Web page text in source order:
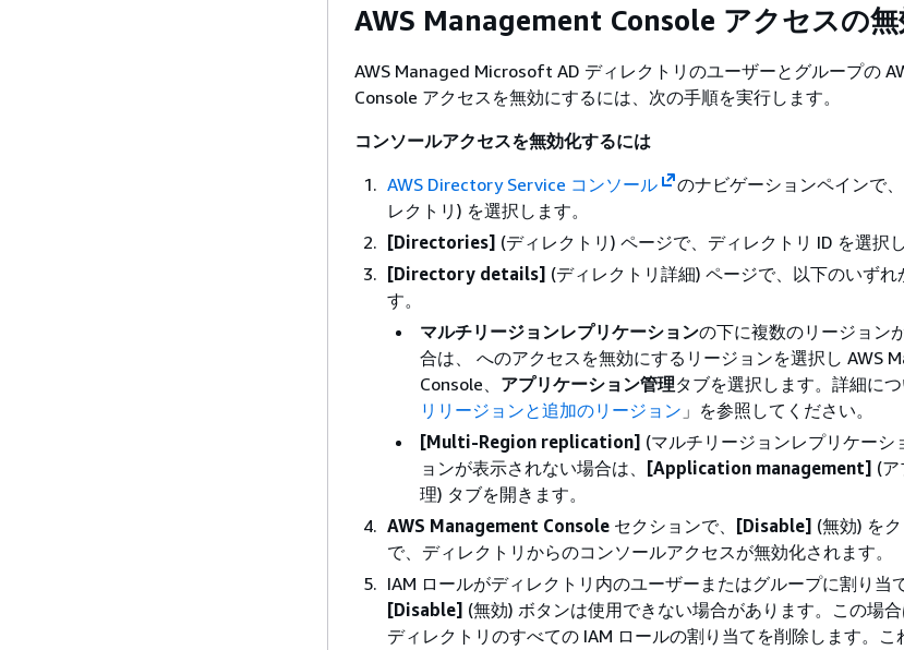
AWS Management Console アクセスの
AWS Managed Microsoft AD ディレクトリのユーザーとグループの
Console アクセスを無効にするには、次の手順を実行します。
コンソールアクセスを無効化するには
AWS Directory Service コンソール
のナビゲーションペインで、
レクトリ) を選択します。
[Directories] (ディレクトリ) ページで、ディレクトリ ID を選択し
[Directory details] (ディレクトリ詳細) ページで、以下のいずれ
す。
マルチリージョンレプリケーションの下に複数のリージョン
合は、 へのアクセスを無効にするリージョンを選択し AWS
Console、 アプリケーション管理タブを選択します。詳細に
リリージョンと追加のリージョン 」を参照してください。
[Multi-Region replication] (マルチリージョンレプリケーシ
ョンが表示されない場合は、
[Application management] (
理) タブを開きます。
AWS Management Console セクションで、 [Disable] (無効) を
で、ディレクトリからのコンソールアクセスが無効化されます。
IAM ロールがディレクトリ内のユーザーまたはグループに割り当
[Disable] (無効) ボタンは使用できない場合があります。この場合
ディレクトリのすべての IAM ロールの割り当てを削除します。こ